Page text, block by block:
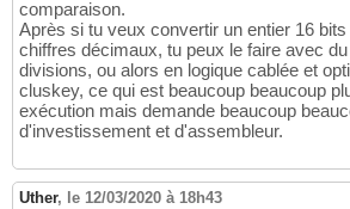
comparaison.
Après si tu veux convertir un entier 16
chiffres décimaux, tu peux le faire avec
divisions, ou alors en logique cablée et
cluskey, ce qui est beaucoup beaucoup
exécution mais demande beaucoup
d'investissement et d'assembleur.
Uther, le 12/03/2020 à 18h43